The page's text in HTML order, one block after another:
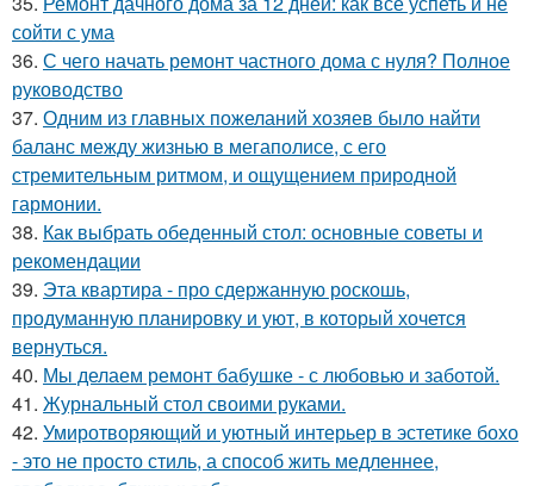
сойти с ума
36. С чего начать ремонт частного дома с нуля? Полное
руководство
37. Одним из главных пожеланий хозяев было найти
баланс между жизнью в мегаполисе, с его
стремительным ритмом, и ощущением природной
гармонии.
38. Как выбрать обеденный стол: основные советы и
рекомендации
39. Эта квартира - про сдержанную роскошь,
продуманную планировку и уют, в который хочется
вернуться.
40. Мы делаем ремонт бабушке - с любовью и заботой.
41. Журнальный стол своими руками.
42. Умиротворяющий и уютный интерьер в эстетике бохо
- это не просто стиль, а способ жить медленнее,